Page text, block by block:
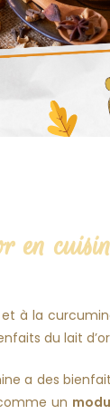
en
et à la
du lait
a des
un